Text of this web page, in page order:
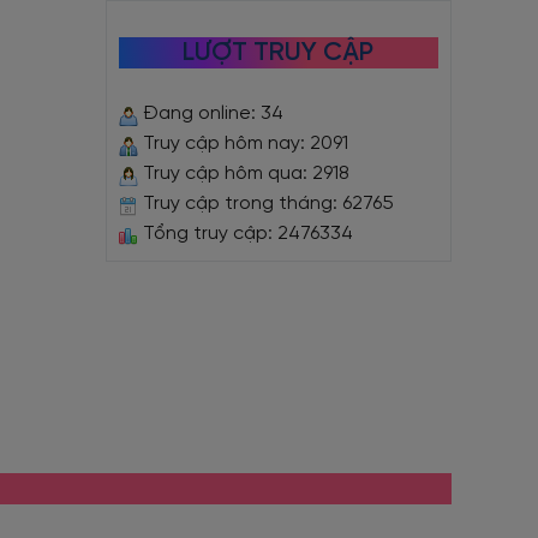
LƯỢT TRUY CẬP
Đang online: 34
Truy cập hôm nay: 2091
Truy cập hôm qua: 2918
Truy cập trong tháng: 62765
Tổng truy cập: 2476334